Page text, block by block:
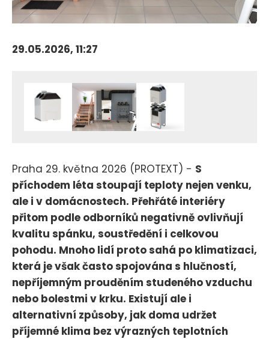
29.05.2026, 11:27
Praha 29. května 2026 (PROTEXT) - S
příchodem léta stoupají teploty nejen venku,
ale i v domácnostech. Přehřáté interiéry
přitom podle odborníků negativně ovlivňují
kvalitu spánku, soustředění i celkovou
pohodu. Mnoho lidí proto sahá po klimatizaci,
která je však často spojována s hlučností,
nepříjemným prouděním studeného vzduchu
nebo bolestmi v krku. Existují ale i
alternativní způsoby, jak doma udržet
příjemné klima bez výrazných teplotních